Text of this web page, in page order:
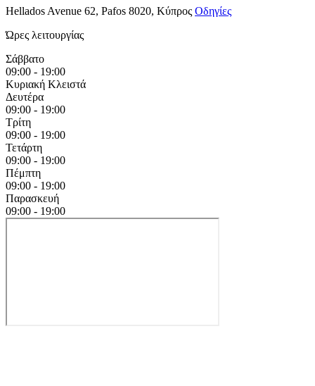
Hellados Avenue 62, Pafos 8020, Κύπρος Οδηγίες
Ώρες λειτουργίας
Σάββατο
09:00 - 19:00
Κυριακή Κλειστά
Δευτέρα
09:00 - 19:00
Τρίτη
09:00 - 19:00
Τετάρτη
09:00 - 19:00
Πέμπτη
09:00 - 19:00
Παρασκευή
09:00 - 19:00